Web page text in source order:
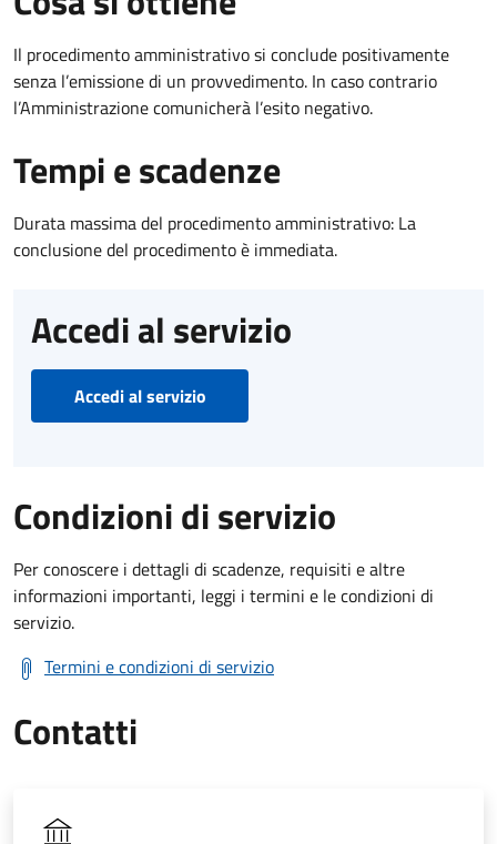
Il procedimento amministrativo si conclude positivamente
senza l’emissione di un provvedimento. In caso contrario
l’Amministrazione comunicherà l’esito negativo.
Tempi e scadenze
Durata massima del procedimento amministrativo: La
conclusione del procedimento è immediata.
Accedi al servizio
Accedi al servizio
Condizioni di servizio
Per conoscere i dettagli di scadenze, requisiti e altre
informazioni importanti, leggi i termini e le condizioni di
servizio.
Termini e condizioni di servizio
Contatti